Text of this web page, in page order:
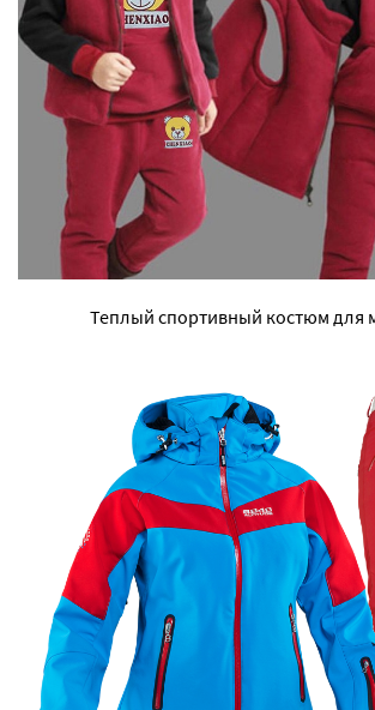
Теплый спортивный костюм для